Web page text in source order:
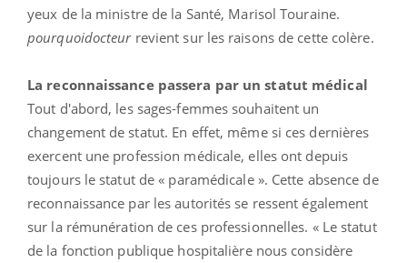
yeux de la ministre de la Santé, Marisol Touraine.
pourquoidocteurrevient sur les raisons de cette colère.
La reconnaissance passera par un statut médical
Tout d'abord, les sages-femmes souhaitent un
changement de statut. En effet, même si ces dernières
exercent une profession médicale, elles ont depuis
toujours le statut de « paramédicale ». Cette absence de
reconnaissance par les autorités se ressent également
sur la rémunération de ces professionnelles. « Le statut
de la fonction publique hospitalière nous considère